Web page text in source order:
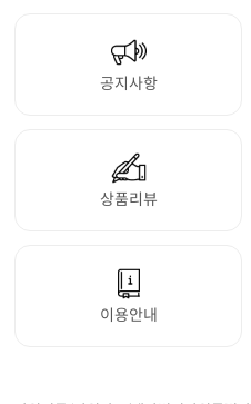
공지사항
상품리뷰
이용안내